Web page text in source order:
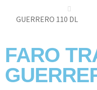
GUERRERO 110 DL
FARO